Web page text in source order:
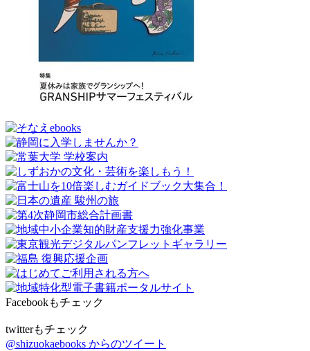
Facebookもチェック
twitterもチェック
@shizuokaebooks からのツイート